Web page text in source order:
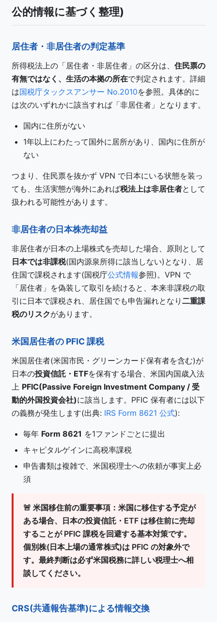
公的情報に基づく整理)
居住者・非居住者の判定基準
所得税法上の「居住者・非居住者」の区分は、 住民票の
有無ではなく、生活の本拠の所在で判定されます。詳細
は国税庁タックスアンサー No.2010を参照。具体的に
は次のいずれかに該当すれば「非居住者」となります。
国内に住所がない
1年以上にわたって国外に居所があり、国内に住所が
ない
つまり、住民票を抜かず VPN で日本にいる状態を装っ
ても、生活実態が海外にあれば税法上は非居住者として
扱われる可能性があります。
非居住者の日本株売却益
非居住者が日本の上場株式を売却した場合、原則として
日本では非課税(国内源泉所得に該当しない)となり、居
住国で課税されます(国税庁公式情報参照)。VPN で
「居住者」を偽装して取引を続けると、本来非課税の取
引に日本で課税され、居住国でも申告漏れとなり 二重課
税のリスクがあります。
米国居住者の PFIC 課税
米国居住者(米国市民・グリーンカード保有者を含む)が
日本の投資信託・ETFを保有する場合、米国内国歳入法
上 PFIC(Passive Foreign Investment Company / 受
動的外国投資会社)に該当します。PFIC 保有者には以下
の義務が発生します(出典: IRS Form 8621 公式):
毎年 Form 8621 を1ファンドごとに提出
キャピタルゲインに高税率課税
申告書類は複雑で、米国税理士への依頼が事実上必
須
🚨 米国移住前の重要事項： 米国に移住する予定が
ある場合、日本の投資信託・ETF は移住前に売却
することが PFIC 課税を回避する基本対策です。
個別株(日本上場の通常株式)は PFIC の対象外で
す。最終判断は必ず米国税務に詳しい税理士へ相
談してください。
CRS(共通報告基準)による情報交換